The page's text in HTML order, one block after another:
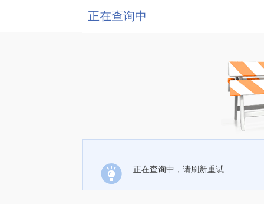
正在查询中
正在查询中，请刷新重试